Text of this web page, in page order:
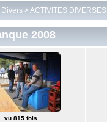
Divers >ACTIVITES DIVERSES
2008
vu 815 fois